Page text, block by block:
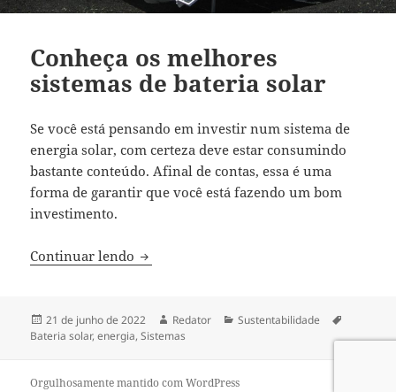
Conheça os melhores
sistemas de bateria solar
Se você está pensando em investir num sistema de
energia solar, com certeza deve estar consumindo
bastante conteúdo. Afinal de contas, essa é uma
forma de garantir que você está fazendo um bom
investimento.
Continuar lendo Conheça os melhores sistemas de
Publicado
em
21 de junho de 2022 Autor
Redator Categorias
Sustentabilidade
Bateria solar,energia,Sistemas
Orgulhosamente mantido com WordPress